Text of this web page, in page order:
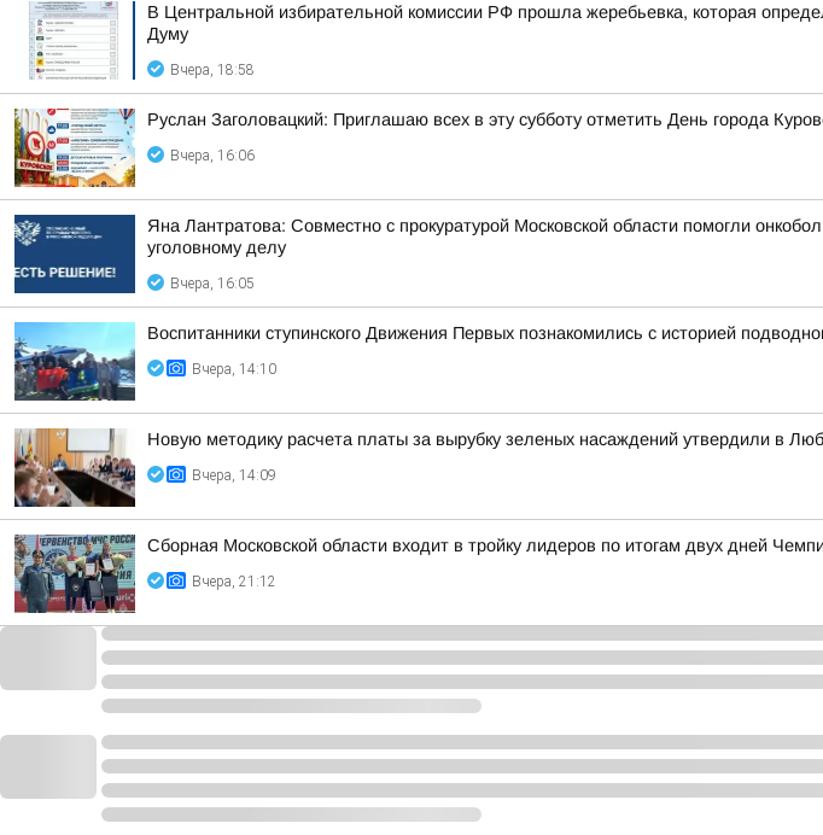
В Центральной избирательной комиссии РФ прошла жеребьевка, которая
Думу
Вчера, 18:58
Руслан Заголовацкий: Приглашаю всех в эту субботу отметить День города
Вчера, 16:06
Яна Лантратова: Совместно с прокуратурой Московской области помогли
уголовному делу
Вчера, 16:05
Воспитанники ступинского Движения Первых познакомились с историей
Вчера, 14:10
Новую методику расчета платы за вырубку зеленых насаждений утвердили в
Вчера, 14:09
Сборная Московской области входит в тройку лидеров по итогам двух дней
Вчера, 21:12